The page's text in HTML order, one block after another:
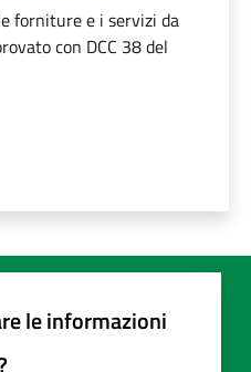
forniture e i servizi da
con DCC 38 del
le informazioni